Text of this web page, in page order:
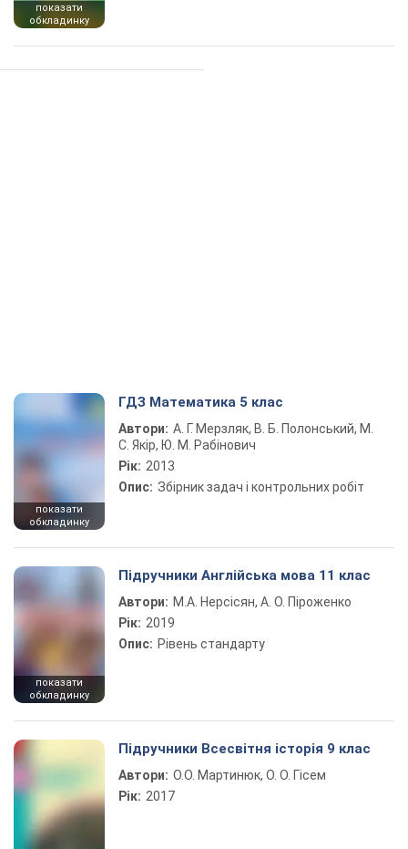
показати
обкладинку
показати
обкладинку
ГДЗ Математика 5 клас
Автори: А. Г. Мерзляк, В. Б. Полонський, М.
С. Якір, Ю. М. Рабінович
Рік: 2013
Опис: Збірник задач і контрольних робіт
показати
обкладинку
Підручники Англійська мова 11 клас
Автори: М.А. Нерсісян, А. О. Піроженко
Рік: 2019
Опис: Рівень стандарту
Підручники Всесвітня історія 9 клас
Автори: О.О. Мартинюк, О. О. Гісем
Рік: 2017